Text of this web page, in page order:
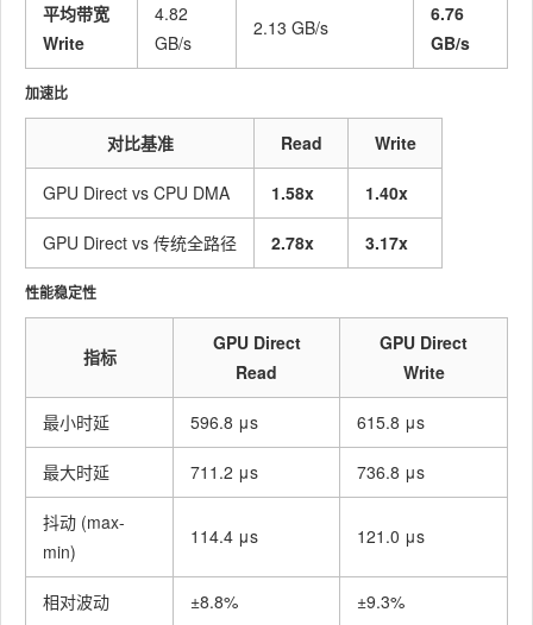
平均带宽
Write
4.82
GB/s
2.13 GB/s
6.76
GB/s
加速比
对比基准 Read Write
GPU Direct vs CPU DMA 1.58x 1.40x
GPU Direct vs 传统全路径 2.78x 3.17x
性能稳定性
指标
GPU Direct
Read
GPU Direct
Write
最小时延 596.8 μs 615.8 μs
最大时延 711.2 μs 736.8 μs
抖动 (max-
min)
114.4 μs 121.0 μs
相对波动 ±8.8% ±9.3%